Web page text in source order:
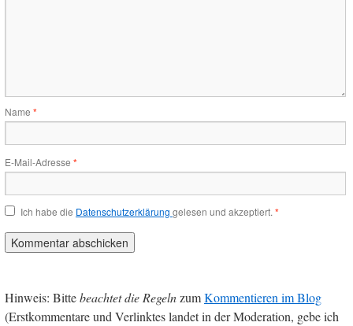
Name *
E-Mail-Adresse *
Ich habe die Datenschutzerklärung gelesen und akzeptiert. *
Hinweis: Bittebeachtet die RegelnzumKommentieren im Blog
(Erstkommentare und Verlinktes landet in der Moderation, gebe ich